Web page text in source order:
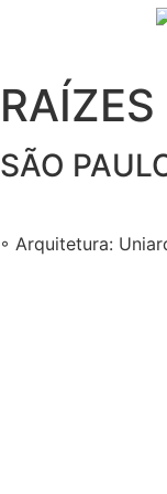
SÃO
◦ Arquitetura: